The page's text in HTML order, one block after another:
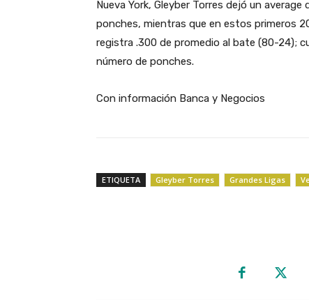
Nueva York, Gleyber Torres dejó un
ponches, mientras que en estos primeros
registra .300 de promedio al bate (80-24);
número de ponches.
Con información Banca y Negocios
ETIQUETA Gleyber Torres Grandes Ligas